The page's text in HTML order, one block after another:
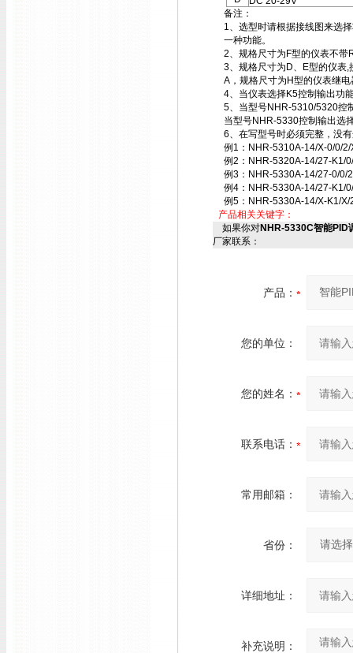
备注：
1、选型时请根据接线图来选
一种功能。
2、规格尺寸为F型的仪表不
3、规格尺寸为D、E型的仪表
A，规格尺寸为H型的仪表继
4、当仪表选择K5控制输出功
5、当型号NHR-5310/5320控
当型号NHR-5330控制输出选
6、在写型号时必须完整，没
例1：NHR-5310A-14/X-0/0/2/
例2：NHR-5320A-14/27-K1/
例3：NHR-5330A-14/27-0/0/
例4：NHR-5330A-14/27-K1/
例5：NHR-5330A-14/X-K1/X/
产品相关关键字：
如果你对NHR-5330C智能PID
厂家联系：
产品：
您的单位：
您的姓名：
联系电话：
常用邮箱：
省份：
详细地址：
补充说明：